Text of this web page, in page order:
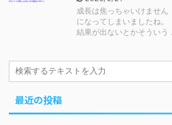
成長は焦っちゃいけません
になってしまいましたね。
結果が出ないとかそういう
最近の投稿